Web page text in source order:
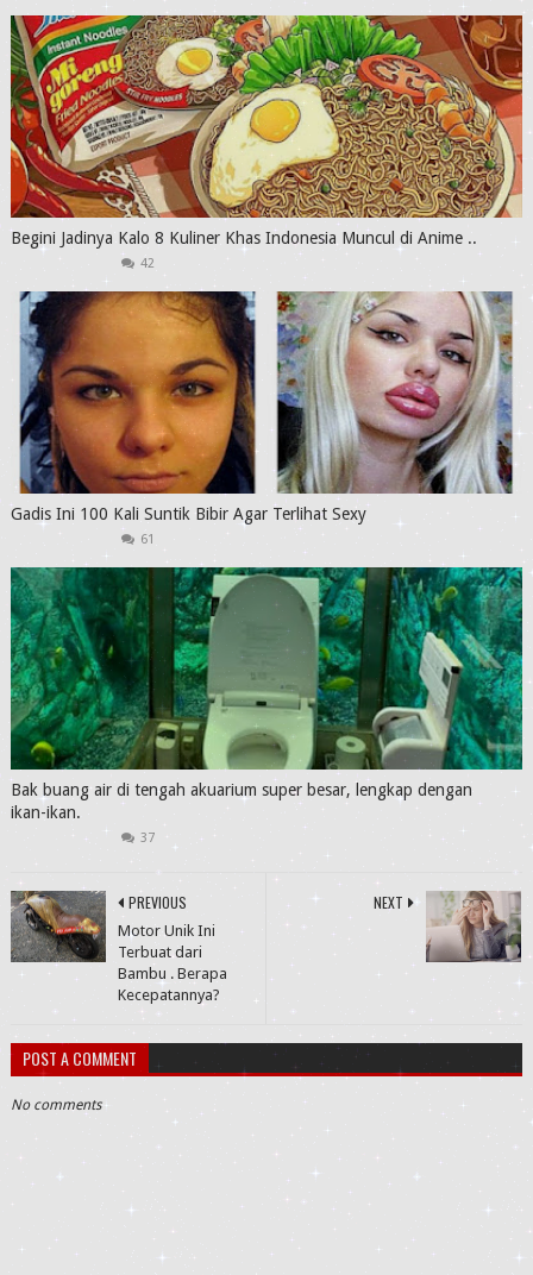
Begini Jadinya Kalo 8 Kuliner Khas Indonesia Muncul di Anime ..
42
Gadis Ini 100 Kali Suntik Bibir Agar Terlihat Sexy
61
Bak buang air di tengah akuarium super besar, lengkap dengan
ikan-ikan.
37
NEXT
PREVIOUS
Motor Unik Ini
Terbuat dari
Bambu . Berapa
Kecepatannya?
POST A COMMENT
No comments